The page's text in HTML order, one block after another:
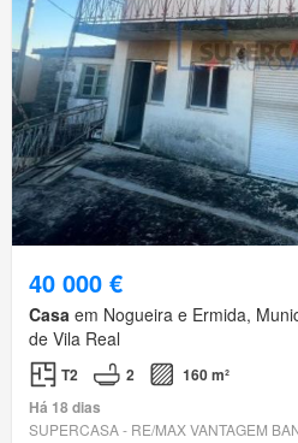
40 000 €
Casa em Nogueira e Ermida,
de Vila Real
T2 2
160 m²
Há 18 dias
SUPERCASA - RE/MAX VANTAGEM